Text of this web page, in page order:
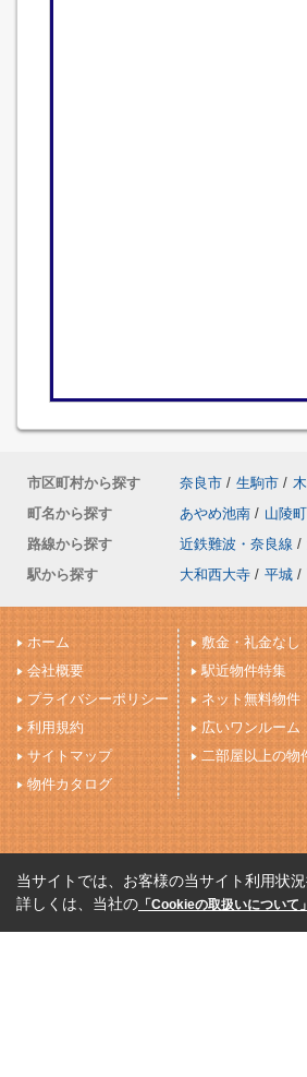
市区町村から探す 奈良市 / 生駒市 /
町名から探す
あやめ池南 / 山陵町
路線から探す
近鉄難波・奈良線 /
駅から探す
大和西大寺 / 平城 /
ホーム
会社概要
プライバシーポリシー
利用規約
サイトマップ
物件カタログ
敷金・礼金なし
駅近物件特集
ネット無料物件
広いワンルーム
二部屋以上の物
当サイトでは、お客様の当サイト利用状
詳しくは、当社の 「Cookieの取扱いについて」